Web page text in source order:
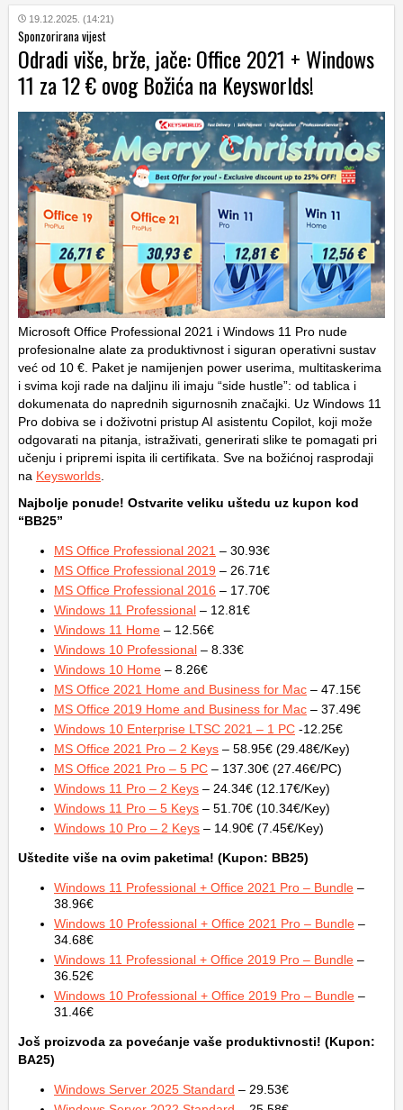
19.12.2025. (14:21)
Sponzorirana vijest
Odradi više, brže, jače: Office 2021 + Windows
11 za 12 € ovog Božića na Keysworlds!
Microsoft Office Professional 2021 i Windows 11 Pro nude
profesionalne alate za produktivnost i siguran operativni sustav
već od 10 €. Paket je namijenjen power userima, multitaskerima
i svima koji rade na daljinu ili imaju “side hustle”: od tablica i
dokumenata do naprednih sigurnosnih značajki. Uz Windows 11
Pro dobiva se i doživotni pristup AI asistentu Copilot, koji može
odgovarati na pitanja, istraživati, generirati slike te pomagati pri
učenju i pripremi ispita ili certifikata. Sve na božićnoj rasprodaji
na Keysworlds
Najbolje ponude! Ostvarite veliku uštedu uz kupon kod
“BB25”
MS Office Professional 2021 – 30.93€
MS Office Professional 2019 – 26.71€
MS Office Professional 2016 – 17.70€
Windows 11 Professional – 12.81€
Windows 11 Home – 12.56€
Windows 10 Professional – 8.33€
Windows 10 Home – 8.26€
MS Office 2021 Home and Business for Mac – 47.15€
MS Office 2019 Home and Business for Mac – 37.49€
Windows 10 Enterprise LTSC 2021 – 1 PC -12.25€
MS Office 2021 Pro – 2 Keys – 58.95€ (29.48€/Key)
MS Office 2021 Pro – 5 PC – 137.30€ (27.46€/PC)
Windows 11 Pro – 2 Keys – 24.34€ (12.17€/Key)
Windows 11 Pro – 5 Keys – 51.70€ (10.34€/Key)
Windows 10 Pro – 2 Keys – 14.90€ (7.45€/Key)
Uštedite više na ovim paketima! (Kupon: BB25)
Windows 11 Professional + Office 2021 Pro – Bundle –
38.96€
Windows 10 Professional + Office 2021 Pro – Bundle –
34.68€
Windows 11 Professional + Office 2019 Pro – Bundle –
36.52€
Windows 10 Professional + Office 2019 Pro – Bundle –
31.46€
Još proizvoda za povećanje vaše produktivnosti! (Kupon:
BA25)
Windows Server 2025 Standard – 29.53€